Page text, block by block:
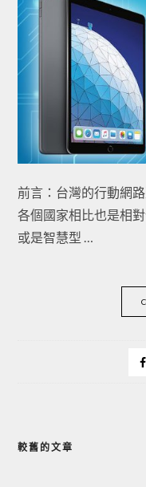
前言：台灣的行動網
各個國家相比也是相
或是智慧型 …
文
較舊的文章